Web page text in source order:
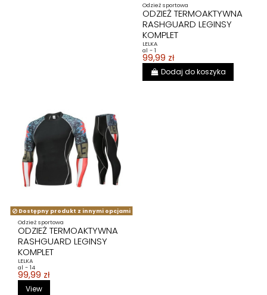
Odzież sportowa
ODZIEŻ TERMOAKTYWNA
RASHGUARD LEGINSY
KOMPLET
LELKA
al - 1
99,99 zł
Dodaj do koszyka
Dostępny produkt z innymi opcjami
Odzież sportowa
ODZIEŻ TERMOAKTYWNA
RASHGUARD LEGINSY
KOMPLET
LELKA
al - 14
99,99 zł
View